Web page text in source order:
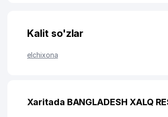
Kalit so'zlar
elchixona
Xaritada BANGLADESH XALQ